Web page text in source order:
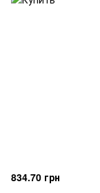
834.70 грн